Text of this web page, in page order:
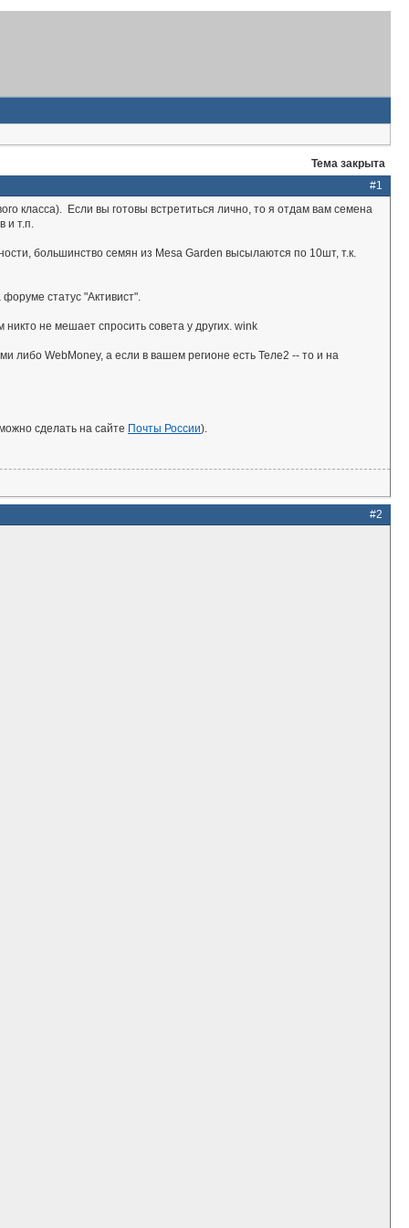
Тема закрыта
#1
класса). Если вы готовы встретиться лично, то я отдам вам семена
и т.п.
большинство семян из Mesa Garden высылаются по 10шт, т.к.
статус "Активист".
не мешает спросить совета у других. wink
либо WebMoney, а если в вашем регионе есть Теле2 -- то и на
сделать на сайте Почты России).
#2